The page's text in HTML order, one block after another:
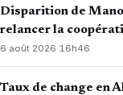
Disparition de
relancer la
6 août 2026·16h46
Taux de change en